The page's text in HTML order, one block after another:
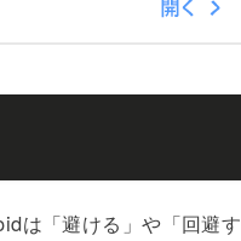
は「避ける」や「回避す